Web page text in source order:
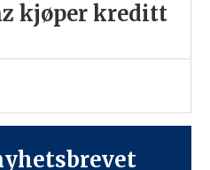
kjøper kreditt